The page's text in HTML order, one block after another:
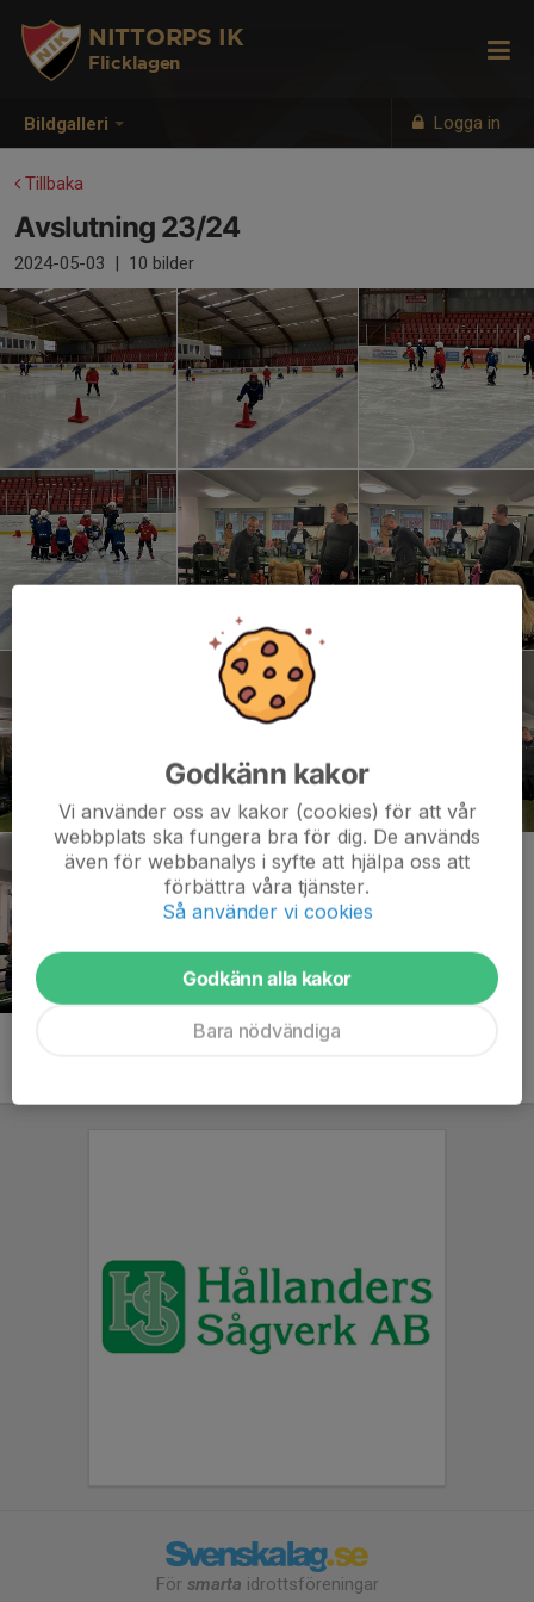
Bildgalleri Logga in
NITTORPS IK
Flicklagen
Tillbaka
Avslutning 23/24
2024-05-03 | 10 bilder
För smarta idrottsföreningar
Godkänn kakor
Vi använder oss av kakor (cookies) för att vår
webbplats ska fungera bra för dig. De används
även för webbanalys i syfte att hjälpa oss att
förbättra våra tjänster.
Så använder vi cookies
Godkänn alla kakor
Bara nödvändiga